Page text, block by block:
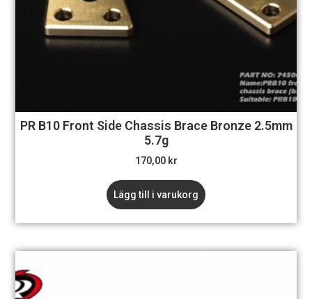
PR B10 Front Side Chassis Brace Bronze 2.5mm
5.7g
170,00 kr
Lägg till i varukorg